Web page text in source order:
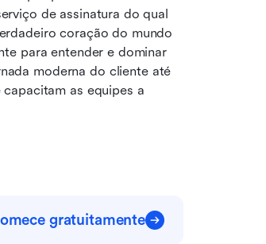
de assinatura do qual
coração do mundo
para entender e dominar
moderna do cliente até
as equipes a
gratuitamente